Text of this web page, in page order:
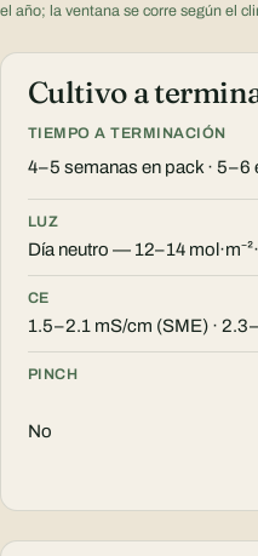
el año; la ventana se corre según el
Cultivo a
TIEMPO A TERMINACIÓN
4–5 semanas en pack · 5–6
LUZ
Día neutro — 12–14
CE
1.5–2.1 mS/cm (SME) ·
PINCH
No